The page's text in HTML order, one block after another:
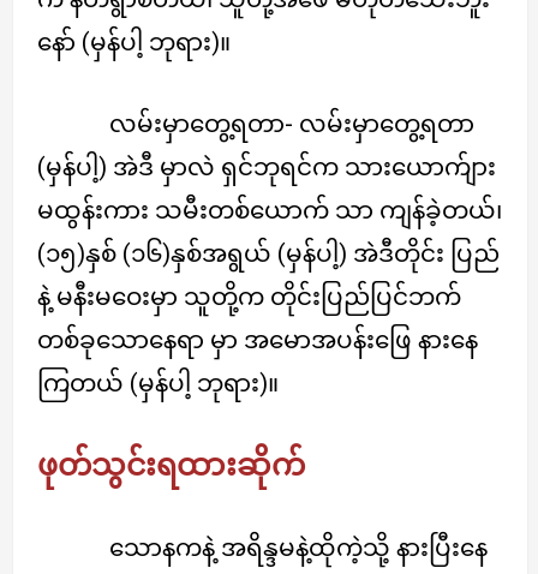
နော် (မှန်ပါ့ ဘုရား)။
လမ်းမှာတွေ့ရတာ- လမ်းမှာတွေ့ရတာ
(မှန်ပါ့) အဲဒီ မှာလဲ ရှင်ဘုရင်က သားယောက်ျား
မထွန်းကား သမီးတစ်ယောက် သာ ကျန်ခဲ့တယ်၊
(၁၅)နှစ် (၁၆)နှစ်အရွယ် (မှန်ပါ့) အဲဒီတိုင်း ပြည်
နဲ့ မနီးမဝေးမှာ သူတို့က တိုင်းပြည်ပြင်ဘက်
တစ်ခုသောနေရာ မှာ အမောအပန်းဖြေ နားနေ
ကြတယ် (မှန်ပါ့ ဘုရား)။
ဖုတ်သွင်းရထားဆိုက်
သောနကနဲ့ အရိန္ဒမနဲ့ထိုကဲ့သို့ နားပြီးနေ